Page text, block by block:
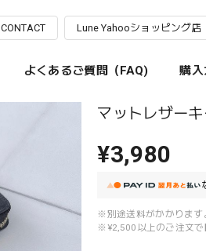
CONTACT Lune Yahooショッピング店
よくあるご質問（FAQ) 購
マットレザー
¥3,980
※別途送料がかかります
※¥2,500以上のご注文で